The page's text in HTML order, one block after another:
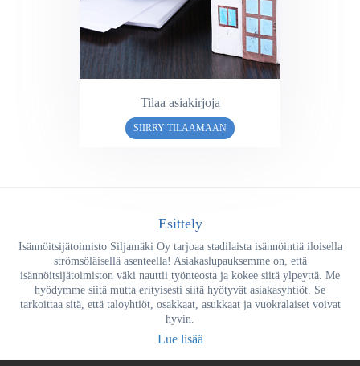
Tilaa asiakirjoja
SIIRRY TILAAMAAN
Esittely
Isännöitsijätoimisto Siljamäki Oy tarjoaa stadilaista isännöintiä iloisella
strömsöläisellä asenteella! Asiakaslupauksemme on, että
isännöitsijätoimiston väki nauttii työnteosta ja kokee siitä ylpeyttä. Me
hyödymme siitä mutta erityisesti siitä hyötyvät asiakasyhtiöt. Se
tarkoittaa sitä, että taloyhtiöt, osakkaat, asukkaat ja vuokralaiset voivat
hyvin.
Lue lisää